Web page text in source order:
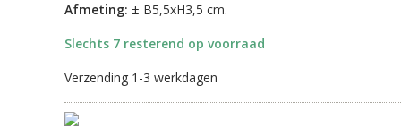
Afmeting: ± B5,5xH3,5 cm.
Slechts 7 resterend op voorraad
Verzending 1-3 werkdagen